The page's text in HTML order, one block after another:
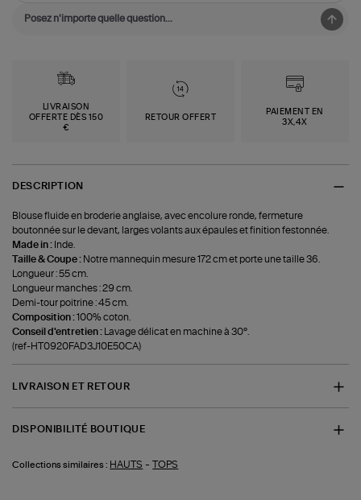
LIVRAISON
OFFERTE DÈS 150
€
RETOUR OFFERT
PAIEMENT EN
3X,4X
DESCRIPTION
Blouse fluide en broderie anglaise, avec encolure ronde, fermeture
boutonnée sur le devant, larges volants aux épaules et finition festonnée.
Made in : Inde.
Taille & Coupe : Notre mannequin mesure 172 cm et porte une taille 36.
Longueur : 55 cm.
Longueur manches : 29 cm.
Demi-tour poitrine : 45 cm.
Composition :100% coton.
Conseil d'entretien :
Lavage délicat en machine à 30°.
(ref-HT0920FAD3J10E50CA)
LIVRAISON ET RETOUR
DISPONIBILITÉ BOUTIQUE
Collections similaires : HAUTS -TOPS